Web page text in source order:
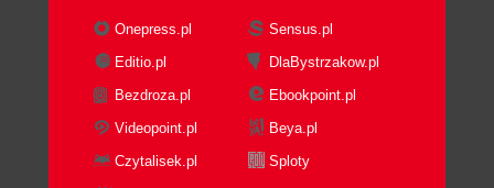
Onepress.pl
Sensus.pl
Editio.pl
DlaBystrzakow.pl
Bezdroza.pl
Ebookpoint.pl
Videopoint.pl
Beya.pl
Czytalisek.pl
Sploty